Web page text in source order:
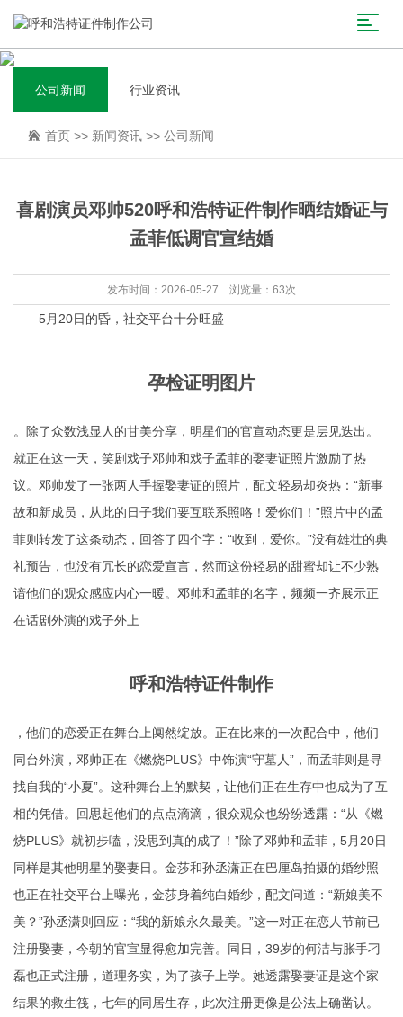
公司新闻 行业资讯
首页 >> 新闻资讯 >> 公司新闻
喜剧演员邓帅520呼和浩特证件制作晒结婚证与
孟菲低调官宣结婚
发布时间：2026-05-27 浏览量：63次
5月20日的昏，社交平台十分旺盛
孕检证明图片
。除了众数浅显人的甘美分享，明星们的官宣动态更是层见迭出。
就正在这一天，笑剧戏子邓帅和戏子孟菲的娶妻证照片激励了热
议。邓帅发了一张两人手握娶妻证的照片，配文轻易却炎热：“新事
故和新成员，从此的日子我们要互联系照咯！爱你们！”照片中的孟
菲则转发了这条动态，回答了四个字：“收到，爱你。”没有雄壮的典
礼预告，也没有冗长的恋爱宣言，然而这份轻易的甜蜜却让不少熟
谙他们的观众感应内心一暖。邓帅和孟菲的名字，频频一齐展示正
在话剧外演的戏子外上
呼和浩特证件制作
，他们的恋爱正在舞台上阒然绽放。正在比来的一次配合中，他们
同台外演，邓帅正在《燃烧PLUS》中饰演“守墓人”，而孟菲则是寻
找自我的“小夏”。这种舞台上的默契，让他们正在生存中也成为了互
相的凭借。回思起他们的点点滴滴，很众观众也纷纷透露：“从《燃
烧PLUS》就初步嗑，没思到真的成了！”除了邓帅和孟菲，5月20日
同样是其他明星的娶妻日。金莎和孙丞潇正在巴厘岛拍摄的婚纱照
也正在社交平台上曝光，金莎身着纯白婚纱，配文问道：“新娘美不
美？”孙丞潇则回应：“我的新娘永久最美。”这一对正在恋人节前已
注册娶妻，今朝的官宣显得愈加完善。同日，39岁的何洁与胀手刁
磊也正式注册，道理务实，为了孩子上学。她透露娶妻证是这个家
结果的救生筏，七年的同居生存，此次注册更像是公法上确凿认。